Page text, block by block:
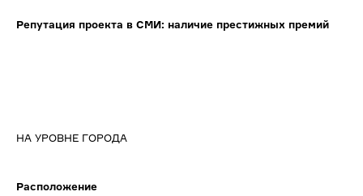
Репутация проекта в СМИ: наличие престижных премий
НА УРОВНЕ ГОРОДА
Расположение